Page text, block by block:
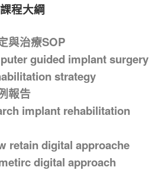
課程大綱
與治療SOP
guided implant surgery
strategy
報告
implant rehabilitation
retain digital approache
digital approach